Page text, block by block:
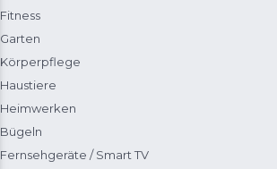
Fitness
Garten
Körperpflege
Haustiere
Heimwerken
Bügeln
Fernsehgeräte / Smart TV